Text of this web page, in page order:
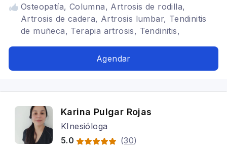
Osteopatía, Columna, Artrosis de rodilla,
Artrosis de cadera, Artrosis lumbar, Tendinitis
de muñeca, Terapia artrosis, Tendinitis,
Respiratorio infantil, Pediátrica, Rodilla
Agendar
Karina Pulgar Rojas
KInesióloga
5.0
(30)